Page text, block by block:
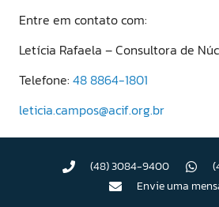
Entre em contato com:
Letícia Rafaela – Consultora de
Telefone: 48 8864-1801
leticia.campos@acif.org.br
(48) 3084-9400
Envie uma